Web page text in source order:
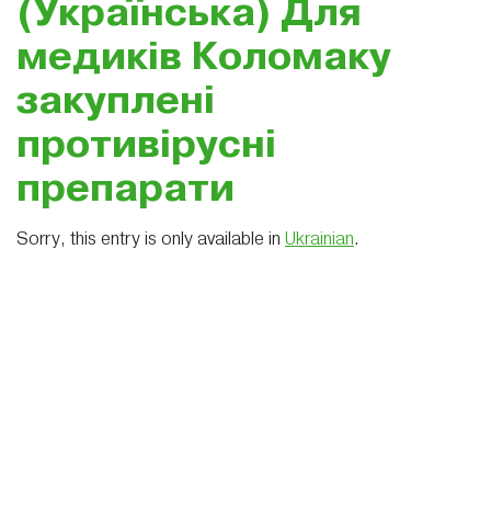
(Українська) Для
медиків Коломаку
закуплені
противірусні
препарати
Sorry, this entry is only available in Ukrainian.